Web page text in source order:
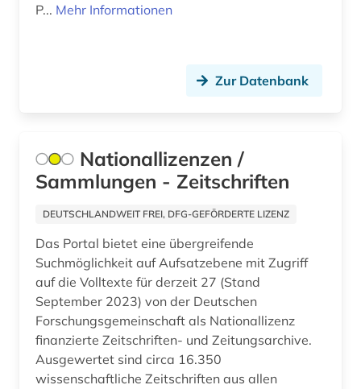
firmen (1)
fischereiwirtschaft (1)
flora (2)
flugtechnik (1)
fluidik (1)
formulare (1)
forschung (9)
forschungsdaten (2)
forschungsergebnis (1)
P... Mehr Informationen
Zur Datenbank
Nationallizenzen /
Sammlungen - Zeitschriften
DEUTSCHLANDWEIT FREI, DFG-GEFÖRDERTE LIZENZ
Das Portal bietet eine übergreifende
Suchmöglichkeit auf Aufsatzebene mit Zugriff
auf die Volltexte für derzeit 27 (Stand
September 2023) von der Deutschen
Forschungsgemeinschaft als Nationallizenz
finanzierte Zeitschriften- und Zeitungsarchive.
Ausgewertet sind circa 16.350
wissenschaftliche Zeitschriften aus allen